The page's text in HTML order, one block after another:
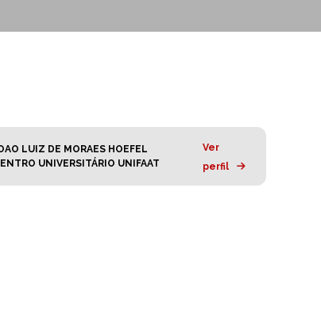
LUIZ DE MORAES HOEFEL
UNIVERSITÁRIO UNIFAAT
Ver
perfil